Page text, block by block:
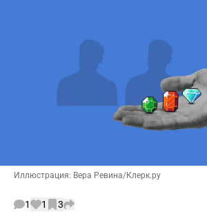
Иллюстрация: Вера Ревина/Клерк.ру
1 1 3